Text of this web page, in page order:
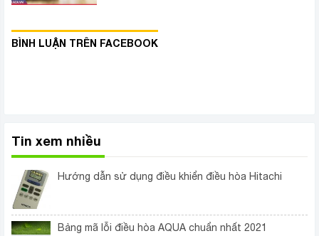
BÌNH LUẬN TRÊN FACEBOOK
Tin xem nhiều
Hướng dẫn sử dụng điều khiển điều hòa Hitachi
Bảng mã lỗi điều hòa AQUA chuẩn nhất 2021